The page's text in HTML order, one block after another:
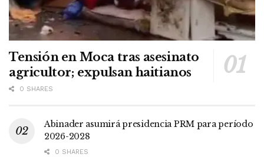
Tensión en Moca tras asesinato
agricultor; expulsan haitianos
0 SHARES
Abinader asumirá presidencia PRM para período
2026-2028
0 SHARES